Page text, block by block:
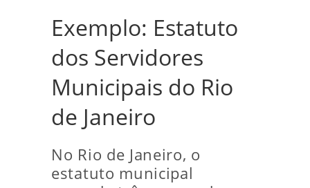
Exemplo: Estatuto
dos Servidores
Municipais do Rio
de Janeiro
No Rio de Janeiro, o
estatuto municipal